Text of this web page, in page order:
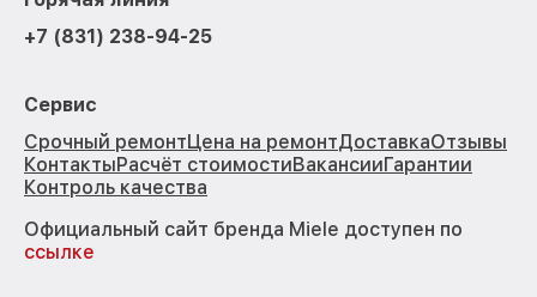
+7 (831) 238-94-25
Сервис
Срочный ремонтЦена на ремонтДоставкаОтзывы
КонтактыРасчёт стоимостиВакансииГарантии
Контроль качества
Официальный сайт бренда Miele доступен по
ссылке